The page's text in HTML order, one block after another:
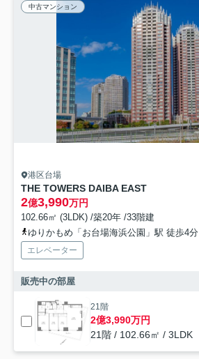
中古マンション
港区台場
THE TOWERS DAIBA EAST
2億3,990万円
102.66㎡ (3LDK) /築20年 /33階建
ゆりかもめ「お台場海浜公園」駅 徒歩4分
エレベーター
販売中の部屋
21階
2億3,990万円
21階 / 102.66㎡ / 3LDK